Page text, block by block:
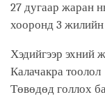
27 дугаар жаран
хооронд 3 жилийн
Хэдийгээр эхний
Калачакра
Төвөдөд голлох